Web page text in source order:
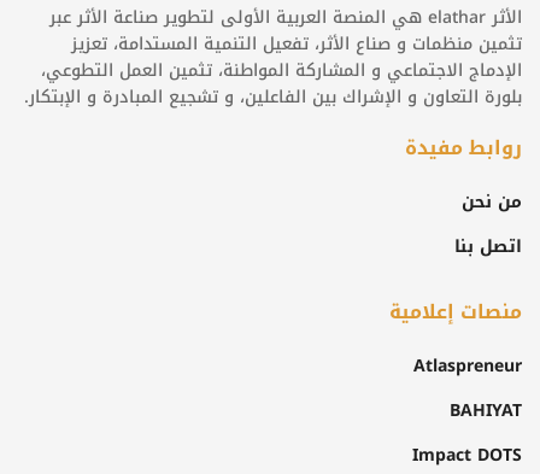
الأثر elathar هي المنصة العربية الأولى لتطوير صناعة الأثر عبر
تثمين منظمات و صناع الأثر، تفعيل التنمية المستدامة، تعزيز
الإدماج الاجتماعي و المشاركة المواطنة، تثمين العمل التطوعي،
بلورة التعاون و الإشراك بين الفاعلين، و تشجيع المبادرة و الإبتكار.
روابط مفيدة
من نحن
اتصل بنا
منصات إعلامية
Atlaspreneur
BAHIYAT
Impact DOTS